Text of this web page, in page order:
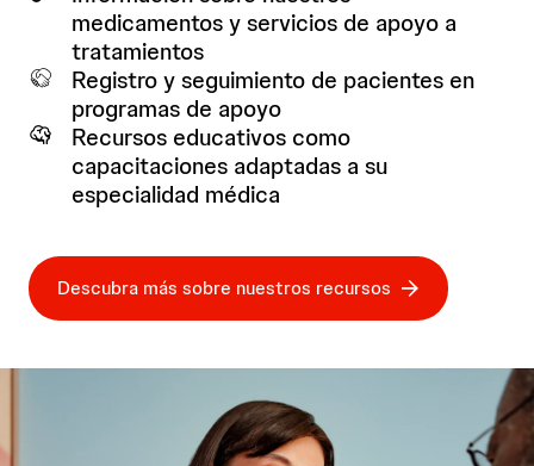
medicamentos y servicios de apoyo a
tratamientos
Registro y seguimiento de pacientes en
programas de apoyo
Recursos educativos como
capacitaciones adaptadas a su
especialidad médica
Descubra más sobre nuestros recursos